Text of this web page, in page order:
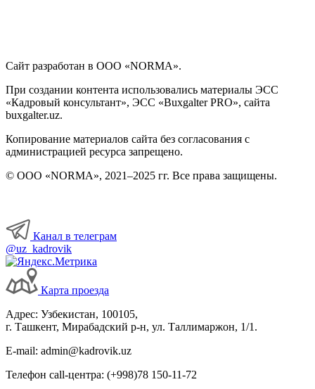
Сайт разработан в ООО «NORMA».
При создании контента использовались материалы ЭСС
«Кадровый консультант», ЭСС «Buxgalter PRO», сайта
buxgalter.uz.
Копирование материалов сайта без согласования с
администрацией ресурса запрещено.
© ООО «NORMA», 2021–2025 гг. Все права защищены.
Канал в телеграм
@uz_kadrovik
Карта проезда
Адрес: Узбекистан, 100105,
г. Ташкент, Мирабадский р-н, ул. Таллимаржон, 1/1.
E-mail: admin@kadrovik.uz
Телефон call-центра: (+998)78 150-11-72